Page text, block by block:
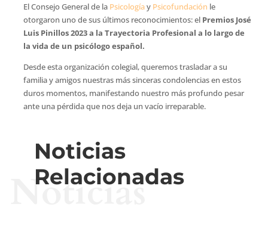
El Consejo General de la Psicologíay Psicofundación le
otorgaron uno de sus últimos reconocimientos: el Premios José
Luis Pinillos 2023 a la Trayectoria Profesional a lo largo de
la vida de un psicólogo español.
Desde esta organización colegial, queremos trasladar a su
familia y amigos nuestras más sinceras condolencias en estos
duros momentos, manifestando nuestro más profundo pesar
ante una pérdida que nos deja un vacío irreparable.
Noticias
Relacionadas
Noticias